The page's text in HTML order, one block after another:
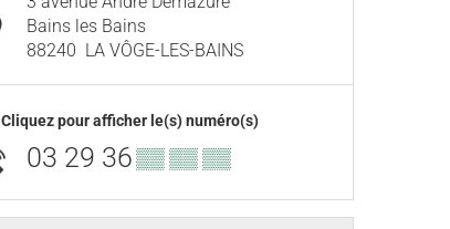
Bains les Bains
88240 LA VÔGE-LES-BAINS
Cliquez pour afficher le(s) numéro(s)
03 29 36▒▒ ▒▒ ▒▒